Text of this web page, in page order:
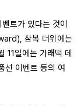
트가 있다는 것이
삼복 더위에는
11일에는 가래떡 데
선 이벤트 등의 여